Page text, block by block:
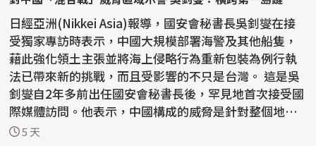
日經亞洲(Nikkei Asia)報導，國安會秘書長吳釗燮在接
受獨家專訪時表示，中國大規模部署海警及其他船隻，
藉此強化領土主張並將海上侵略行為重新包裝為例行執
法已帶來新的挑戰，而且受影響的不只是台灣。 這是吳
釗燮自2年多前出任國安會秘書長後，罕見地首次接受國
際媒體訪問。他表示，中國構成的威脅是針對整個地
區...5 天